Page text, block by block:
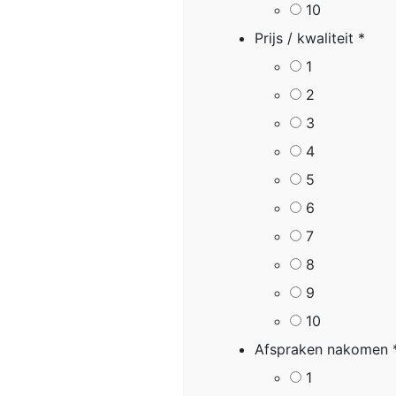
10
Prijs / kwaliteit *
1
2
3
4
5
6
7
8
9
10
Afspraken nakomen
1